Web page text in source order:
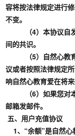
容将按法律规定进行
不变。
（4）本协议自发
间的共识。
（5）自然心教育
议或者按照法律规定
响自然心教育爱在将来
（6）如果您对本
邮箱发邮件。
五、用户充值协议
1、“余额”是自然心